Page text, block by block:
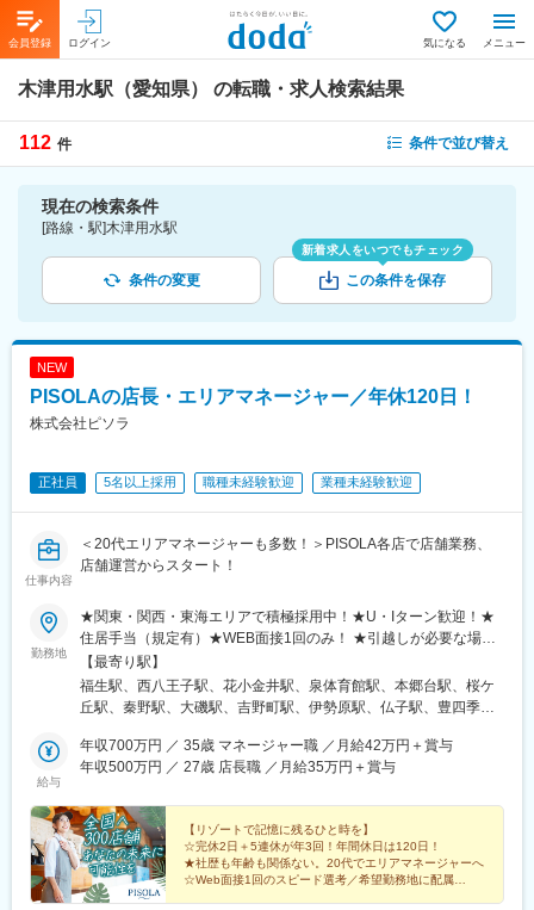
会員登録 ログイン 気になる メニュー
木津用水駅（愛知県） の転職・求人検索結果
112 件 条件で並び替え
現在の検索条件
[路線・駅]木津用水駅
条件の変更
新着求人をいつでもチェック
この条件を保存
NEW
PISOLAの店長・エリアマネージャー／年休120日！
株式会社ピソラ
正社員 5名以上採用 職種未経験歓迎 業種未経験歓迎
仕事内容
＜20代エリアマネージャーも多数！＞PISOLA各店で店舗業務、
店舗運営からスタート！
勤務地
★関東・関西・東海エリアで積極採用中！★U・Iターン歓迎！★
住居手当（規定有）★WEB面接1回のみ！ ★引越しが必要な場
合、初期費用・引越し費用は会社負担。《関東エリア》■東京都：
4店舗■神奈川県：6店舗■埼玉県：1店舗■千葉県：4店舗《関西エ
リア》■大阪府：12店舗■兵庫県：2店舗■京都府：2店舗■滋賀県：
店舗■静岡県：1店舗《中国エリア》■岡山県：1店舗★関東・関
西・東海それぞれのエリア内や県内での転勤の可能性あり。詳細
同時募集中です！・BABY FACE PLANET’S 宇治大久保店・
BABY FACE PLANET’S 名張店・BABY FACE PLANET’S 西宮
大浜店・BABY FACE PLANET’S 大蔵谷店※興味がある方はお気
軽にご相談ください！＼詳しい所在地は、こちらから！／
https://babyface-muse.com/shop
【最寄り駅】
福生駅、西八王子駅、花小金井駅、泉体育館駅、本郷台駅、桜ケ
丘駅、秦野駅、大磯駅、吉野町駅、伊勢原駅、仏子駅、豊四季
金岡駅、枚方公園駅、栂・美木多駅、東天下茶屋駅、宮之阪駅、
俊徳道駅、近鉄八尾駅、大日駅、東湊駅、江坂駅、久米田駅、学
大津京駅、筒井駅、大同町駅、成岩駅、豊川駅、春日井駅(名鉄
線)、今伊勢駅、甚目寺駅、共和駅、木津用水駅、南が丘駅、三日
市駅、松阪駅、穴太駅(三重県)、沼津駅、清輝橋駅、大久保駅(京
都府)、名張駅、香櫨園駅、朝霧駅、牛浜駅、作草部駅、松虫駅、
近江神宮前駅、青山駅(愛知県)、石刀駅、千葉駅、昭和町駅(大阪
給与
年収700万円 ／ 35歳 マネージャー職 ／月給42万円＋賞与
年収500万円 ／ 27歳 店長職 ／月給35万円＋賞与
【リゾートで記憶に残るひと時を】
☆完休2日＋5連休が年3回！年間休日は120日！
★社歴も年齢も関係ない。20代でエリアマネージャーへ
☆Web面接1回のスピード選考／希望勤務地に配属